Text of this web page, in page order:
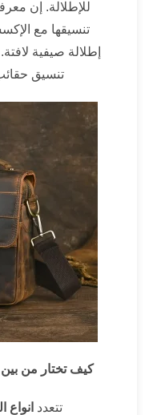
للإطلالة. إن
تنسيقها مع
إطلالة صيفية
تنسيق
كيف تختار من
تتعدد